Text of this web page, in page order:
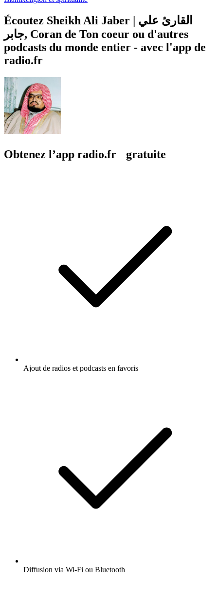
Écoutez Sheikh Ali Jaber | القارئ علي
جابر, Coran de Ton coeur ou d'autres
podcasts du monde entier - avec l'app de
radio.fr
Obtenez l’app radio.fr gratuite
Ajout de radios et podcasts en favoris
Diffusion via Wi-Fi ou Bluetooth